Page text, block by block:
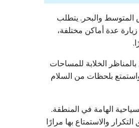
المتوسط والبحر. يتطلب
زيارة عدة أماكن مختلفة،
الخلابة للمساحات
بلحظات من السلام
الهامة في المنطقة.
والاستمتاع بها مرارًا